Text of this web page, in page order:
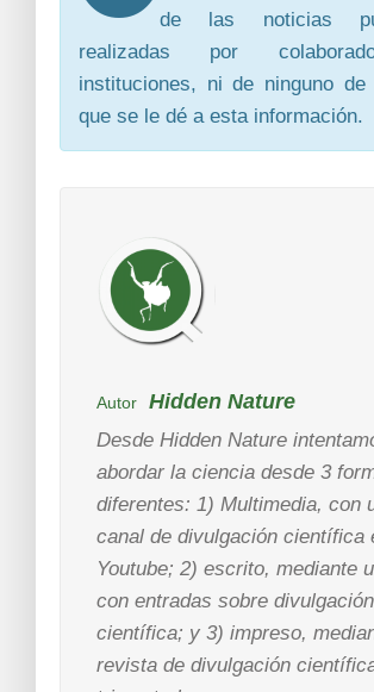
de las noticias
realizadas por
instituciones, ni de ninguno
que se le dé a esta información.
Autor Hidden Nature
Desde Hidden Nature
abordar la ciencia desde 3
diferentes: 1) Multimedia, con
canal de divulgación científica
Youtube; 2) escrito, mediante
con entradas sobre divulgación
científica; y 3) impreso,
revista de divulgación